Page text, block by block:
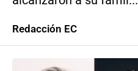
Redacción EC